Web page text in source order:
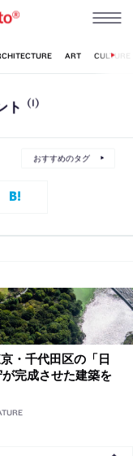
ト (1)
おすすめのタグ
・千代田区の「日
完成させた建築を